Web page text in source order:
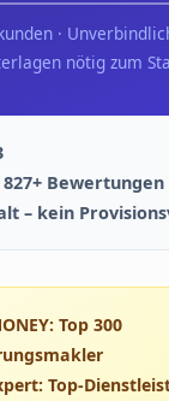
·
nötig zum
Bewertungen
– kein
Top 300
Top-